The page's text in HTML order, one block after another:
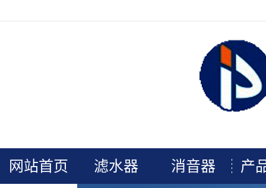
网站首页 滤水器 消音器 产